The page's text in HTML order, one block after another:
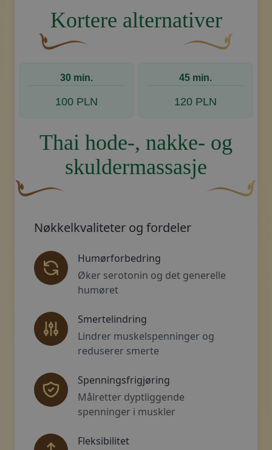
Kortere alternativer
30 min.
100 PLN
45 min.
120 PLN
Thai hode-, nakke- og
skuldermassasje
Nøkkelkvaliteter og fordeler
Humørforbedring
Øker serotonin og det generelle
humøret
Smertelindring
Lindrer muskelspenninger og
reduserer smerte
Spenningsfrigjøring
Målretter dyptliggende
spenninger i muskler
Fleksibilitet